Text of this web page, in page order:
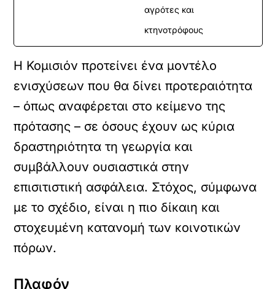
αγρότες και
κτηνοτρόφους
Η Κομισιόν προτείνει ένα μοντέλο
ενισχύσεων που θα δίνει προτεραιότητα
– όπως αναφέρεται στο κείμενο της
πρότασης – σε όσους έχουν ως κύρια
δραστηριότητα τη γεωργία και
συμβάλλουν ουσιαστικά στην
επισιτιστική ασφάλεια. Στόχος, σύμφωνα
με το σχέδιο, είναι η πιο δίκαιη και
στοχευμένη κατανομή των κοινοτικών
πόρων.
Πλαφόν